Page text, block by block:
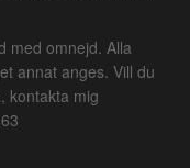
med omnejd. Alla
annat anges. Vill du
kontakta mig